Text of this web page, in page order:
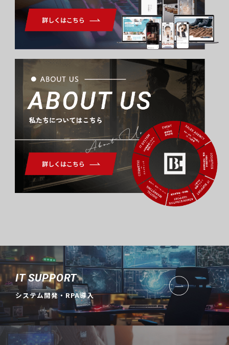
About Us
IT SUPPORT
システム開発・RPA導入